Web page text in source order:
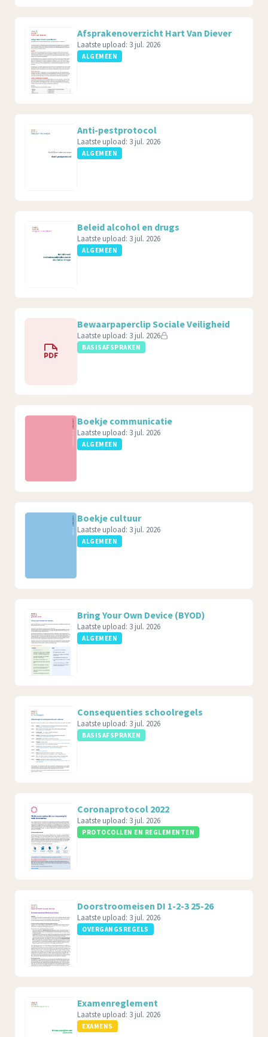
Afsprakenoverzicht Hart Van Diever
Laatste upload: 3 jul. 2026
ALGEMEEN
Anti-pestprotocol
Laatste upload: 3 jul. 2026
ALGEMEEN
Beleid alcohol en drugs
Laatste upload: 3 jul. 2026
ALGEMEEN
Bewaarpaperclip Sociale Veiligheid
Laatste upload: 3 jul. 2026
BASISAFSPRAKEN
Boekje communicatie
Laatste upload: 3 jul. 2026
ALGEMEEN
Boekje cultuur
Laatste upload: 3 jul. 2026
ALGEMEEN
Bring Your Own Device (BYOD)
Laatste upload: 3 jul. 2026
ALGEMEEN
Consequenties schoolregels
Laatste upload: 3 jul. 2026
BASISAFSPRAKEN
Coronaprotocol 2022
Laatste upload: 3 jul. 2026
PROTOCOLLEN EN REGLEMENTEN
Doorstroomeisen DI 1-2-3 25-26
Laatste upload: 3 jul. 2026
OVERGANGSREGELS
Examenreglement
Laatste upload: 3 jul. 2026
EXAMENS